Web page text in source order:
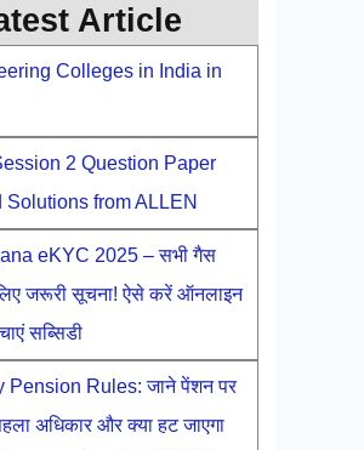
Article
Colleges in India in
2 Question Paper
from ALLEN
eKYC 2025 – सभी गैस
लिए जरूरी सूचना! ऐसे करें ऑनलाइन
सब्सिडी
Pension Rules: जाने पेंशन पर
अधिकार और क्या हट जाएगा